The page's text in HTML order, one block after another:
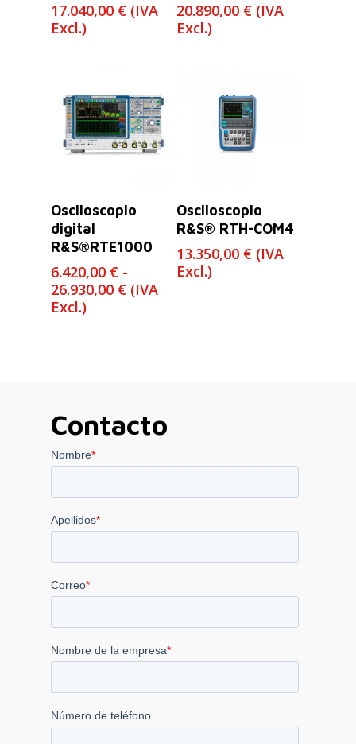
17.040,00 € (IVA
Excl.)
20.890,00 € (IVA
Excl.)
Seleccionar
Opciones
Osciloscopio
digital
R&S®RTE1000
6.420,00 € -
26.930,00 €Rango
(IVA
Excl.)
Osciloscopio
R&S® RTH-COM4
13.350,00 € (IVA
Excl.)
Contacto